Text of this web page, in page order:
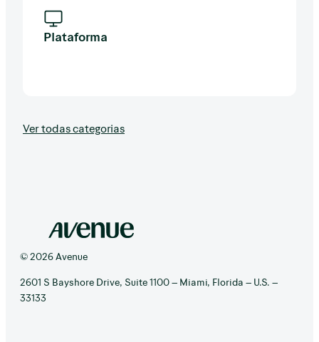
Plataforma
Ver todas categorias
© 2026 Avenue
2601 S Bayshore Drive, Suite 1100 – Miami, Florida – U.S. –
33133